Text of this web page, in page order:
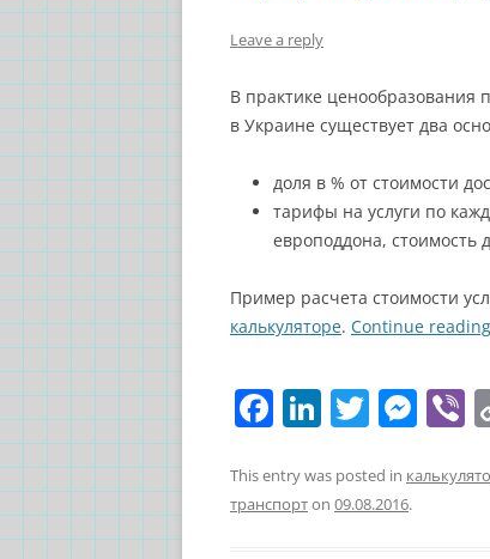
Leave a reply
В практике ценообразования
в Украине существует два
доля в % от стоимости
тарифы на услуги по
европоддона, стоимость
Пример расчета стоимости
калькуляторе. Continue reading
F
c
e
Li
k
e
T
itt
er
M
ss
This entry was posted in
транспортon 09.08.2016.